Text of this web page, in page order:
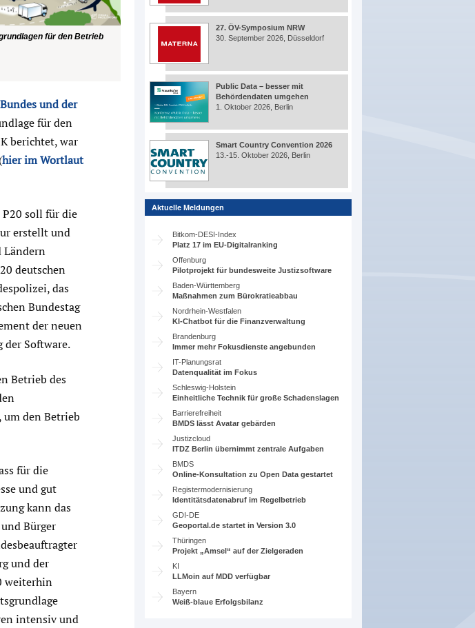
für den Betrieb
und der
für den
berichtet, war
hier im Wortlaut
soll für die
erstellt und
Ländern
deutschen
das
Bundestag
der neuen
Software.
Betrieb des
den Betrieb
für die
und gut
kann das
Bürger
und der
weiterhin
intensiv und
27. ÖV-Symposium NRW
30. September 2026, Düsseldorf
Public Data – besser mit
Behördendaten umgehen
1. Oktober 2026, Berlin
Smart Country Convention 2026
13.-15. Oktober 2026, Berlin
Aktuelle Meldungen
Bitkom-DESI-Index
Platz 17 im EU-Digitalranking
Offenburg
Pilotprojekt für bundesweite Justizsoftware
Baden-Württemberg
Maßnahmen zum Bürokratieabbau
Nordrhein-Westfalen
KI-Chatbot für die Finanzverwaltung
Brandenburg
Immer mehr Fokusdienste angebunden
IT-Planungsrat
Datenqualität im Fokus
Schleswig-Holstein
Einheitliche Technik für große Schadenslagen
Barrierefreiheit
BMDS lässt Avatar gebärden
Justizcloud
ITDZ Berlin übernimmt zentrale Aufgaben
BMDS
Online-Konsultation zu Open Data gestartet
Registermodernisierung
Identitätsdatenabruf im Regelbetrieb
GDI-DE
Geoportal.de startet in Version 3.0
Thüringen
Projekt „Amsel“ auf der Zielgeraden
KI
LLMoin auf MDD verfügbar
Bayern
Weiß-blaue Erfolgsbilanz